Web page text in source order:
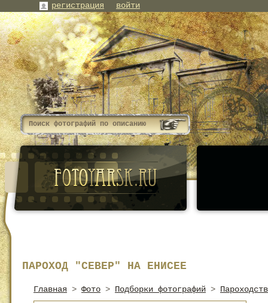
ПАРОХОД "СЕВЕР" НА ЕНИСЕЕ
Главная > Фото > Подборки фотографий >
регистрация войти